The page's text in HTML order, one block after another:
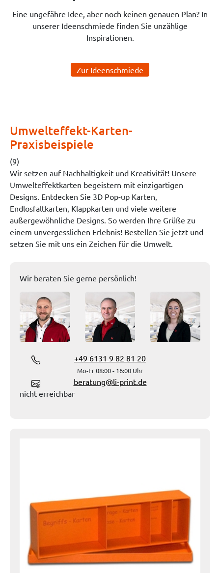
Eine ungefähre Idee, aber noch keinen genauen Plan? In
unserer Ideenschmiede finden Sie unzählige
Inspirationen.
Zur Ideenschmiede
Umwelteffekt-Karten-
Praxisbeispiele
(9)
Wir setzen auf Nachhaltigkeit und Kreativität! Unsere
Umwelteffektkarten begeistern mit einzigartigen
Designs. Entdecken Sie 3D Pop-up Karten,
Endlosfaltkarten, Klappkarten und viele weitere
außergewöhnliche Designs. So werden Ihre Grüße zu
einem unvergesslichen Erlebnis! Bestellen Sie jetzt und
setzen Sie mit uns ein Zeichen für die Umwelt.
Wir beraten Sie gerne persönlich!
+49 6131 9 82 81 20
Mo-Fr 08:00 - 16:00 Uhr
beratung@li-print.de
nicht erreichbar